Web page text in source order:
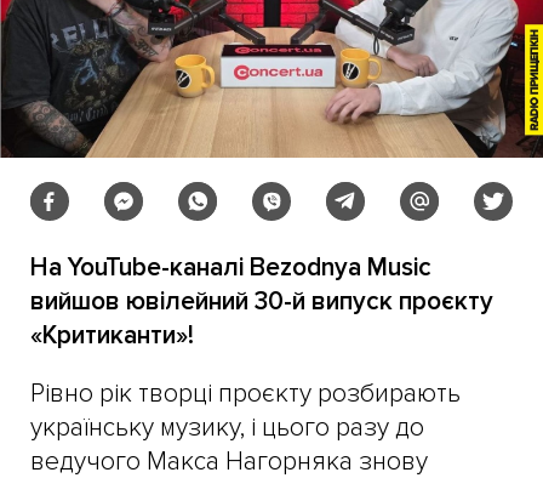
На YouTube-каналі Bezodnya Music
вийшов ювілейний 30-й випуск проєкту
«Критиканти»!
Рівно рік творці проєкту розбирають
українську музику, і цього разу до
ведучого Макса Нагорняка знову